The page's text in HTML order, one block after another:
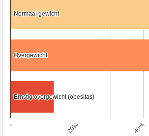
0% 20% 40%
Normaal gewicht
Normaal gewicht
Overgewicht
Overgewicht
Ernstig overgewicht (obesitas)
Ernstig overgewicht (obesitas)